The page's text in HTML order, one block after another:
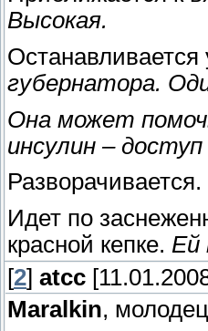
Высокая.
губернатора.
Она может
инсулин –
Разворачивается.
Идет по
красной кепке. Ей
[2] atcc
Maralkin,